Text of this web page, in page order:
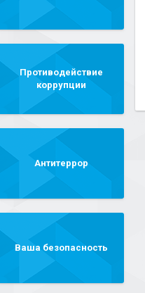
Противодействие
коррупции
Антитеррор
Ваша безопасность